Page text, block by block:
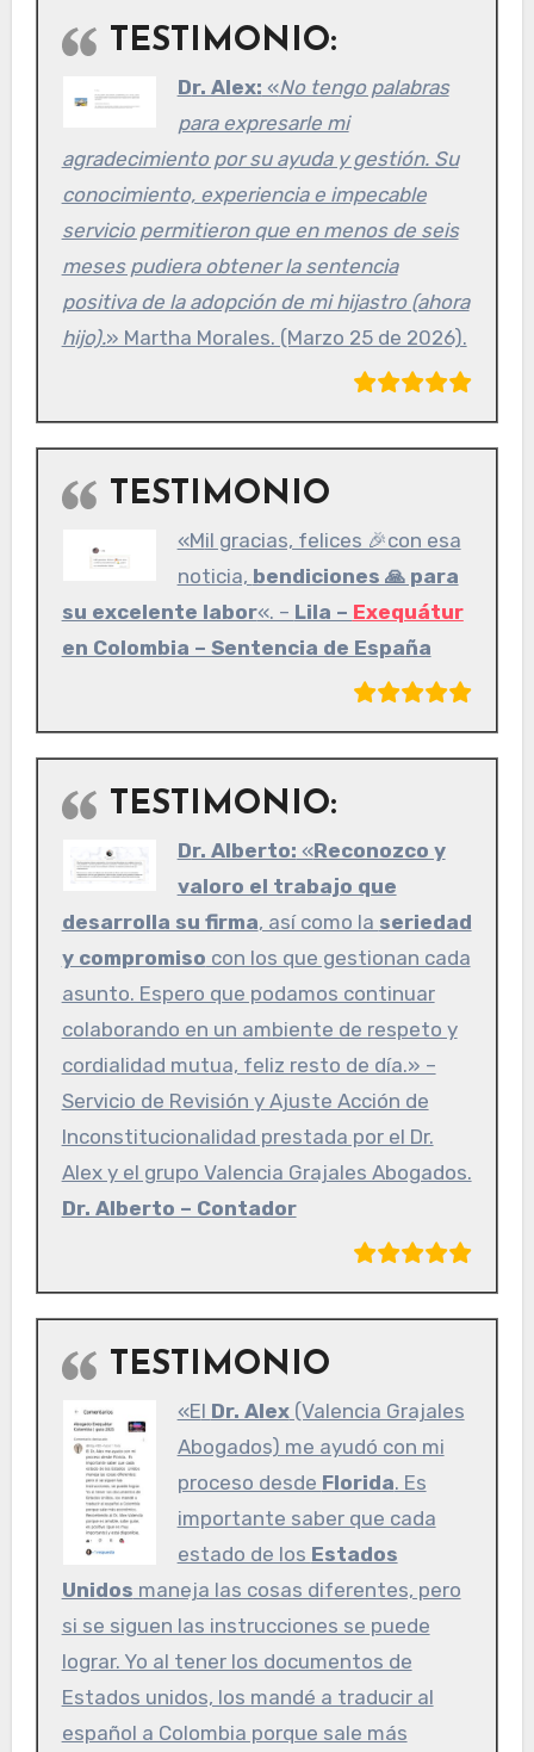
TESTIMONIO:
Dr. Alex: «No tengo palabras
para expresarle mi
agradecimiento por su ayuda y gestión. Su
conocimiento, experiencia e impecable
servicio permitieron que en menos de seis
meses pudiera obtener la sentencia
positiva de la adopción de mi hijastro (ahora
hijo).» Martha Morales. (Marzo 25 de 2026).
TESTIMONIO
«Mil gracias, felices 🎉con esa
noticia, bendiciones 🙏 para
su excelente labor«. – Lila – Exequátur
en Colombia – Sentencia de España
TESTIMONIO:
Dr. Alberto: «Reconozco y
valoro el trabajo que
desarrolla su firma, así como la seriedad
y compromiso con los que gestionan cada
asunto. Espero que podamos continuar
colaborando en un ambiente de respeto y
cordialidad mutua, feliz resto de día.» –
Servicio de Revisión y Ajuste Acción de
Inconstitucionalidad prestada por el Dr.
Alex y el grupo Valencia Grajales Abogados.
Dr. Alberto – Contador
TESTIMONIO
«El Dr. Alex(Valencia Grajales
Abogados) me ayudó con mi
proceso desde Florida. Es
importante saber que cada
estado de los Estados
Unidos maneja las cosas diferentes, pero
si se siguen las instrucciones se puede
lograr. Yo al tener los documentos de
Estados unidos, los mandé a traducir al
español a Colombia porque sale más